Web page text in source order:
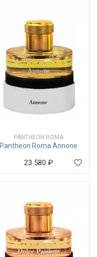
PANTHEON ROMA
Pantheon Roma Annone
23 580 ₽